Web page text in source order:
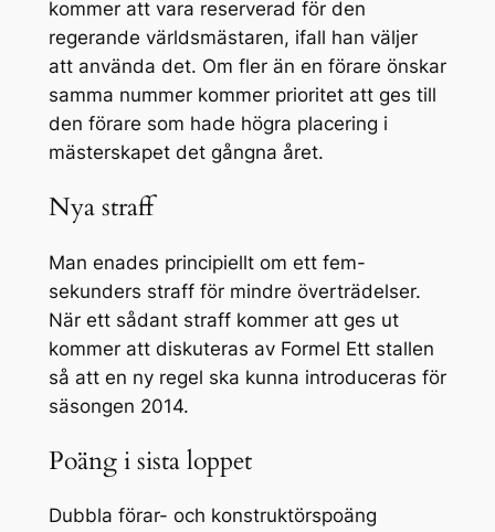
kommer att vara reserverad för den
regerande världsmästaren, ifall han väljer
att använda det. Om fler än en förare önskar
samma nummer kommer prioritet att ges till
den förare som hade högra placering i
mästerskapet det gångna året.
Nya straff
Man enades principiellt om ett fem-
sekunders straff för mindre överträdelser.
När ett sådant straff kommer att ges ut
kommer att diskuteras av Formel Ett stallen
så att en ny regel ska kunna introduceras för
säsongen 2014.
Poäng i sista loppet
Dubbla förar- och konstruktörspoäng